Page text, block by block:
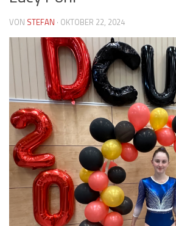
VON STEFAN · OKTOBER 22, 2024